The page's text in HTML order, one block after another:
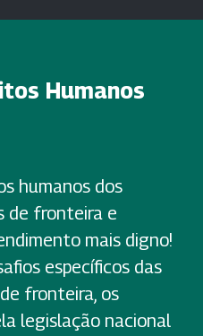
Humanos
humanos dos
de fronteira e
mais digno!
específicos das
fronteira, os
legislação nacional